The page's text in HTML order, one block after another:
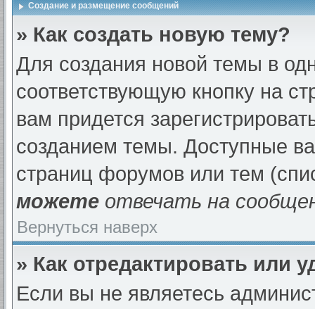
Создание и размещение сообщений
» Как создать новую тему?
Для создания новой темы в
соответствующую кнопку на
вам придется
созданием темы. Доступные
страниц форумов или тем
можете отвечать на
Вернуться наверх
» Как отредактировать или
Если вы не являетесь